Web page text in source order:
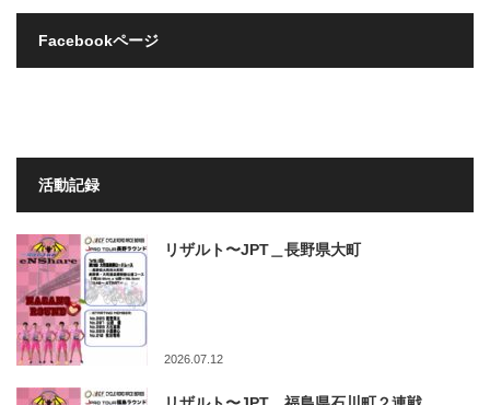
Facebookページ
活動記録
リザルト〜JPT＿長野県大町
2026.07.12